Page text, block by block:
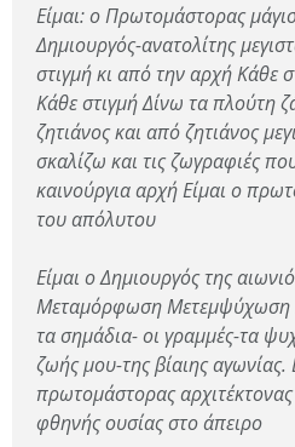
Είμαι: ο Πρωτομάστορας
Δημιουργός-ανατολίτης
στιγμή κι από την αρχή Κάθε
Κάθε στιγμή Δίνω τα πλούτη
ζητιάνος και από ζητιάνος
σκαλίζω και τις ζωγραφιές
καινούργια αρχή Είμαι ο
του απόλυτου
Είμαι ο Δημιουργός της
Μεταμόρφωση Μετεμψύχωση
τα σημάδια- οι γραμμές-τα
ζωής μου-της βίαιης αγωνίας.
πρωτομάστορας
φθηνής ουσίας στο άπειρο